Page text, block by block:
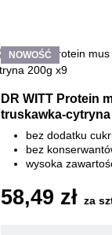
NOWOŚĆ
DR WITT Protein
truskawka-cytryna
bez dodatku
bez
wysoka
58,49 zł za